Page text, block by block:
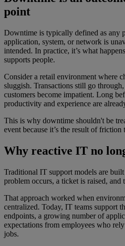
point
Downtime is typically defined as any
application, system, or network is
intended. In practice, it’s what
supports people.
Consider a retail environment where
sluggish. Transactions still go
customers become impatient. Long
productivity and experience are
This is why downtime shouldn't be
event because it’s the result of friction
Why reactive IT no
Traditional IT support models are
problem occurs, a ticket is raised, and
That approach worked when
centralized. Today, IT teams support
endpoints, a growing number of
expectations from employees who
jobs.